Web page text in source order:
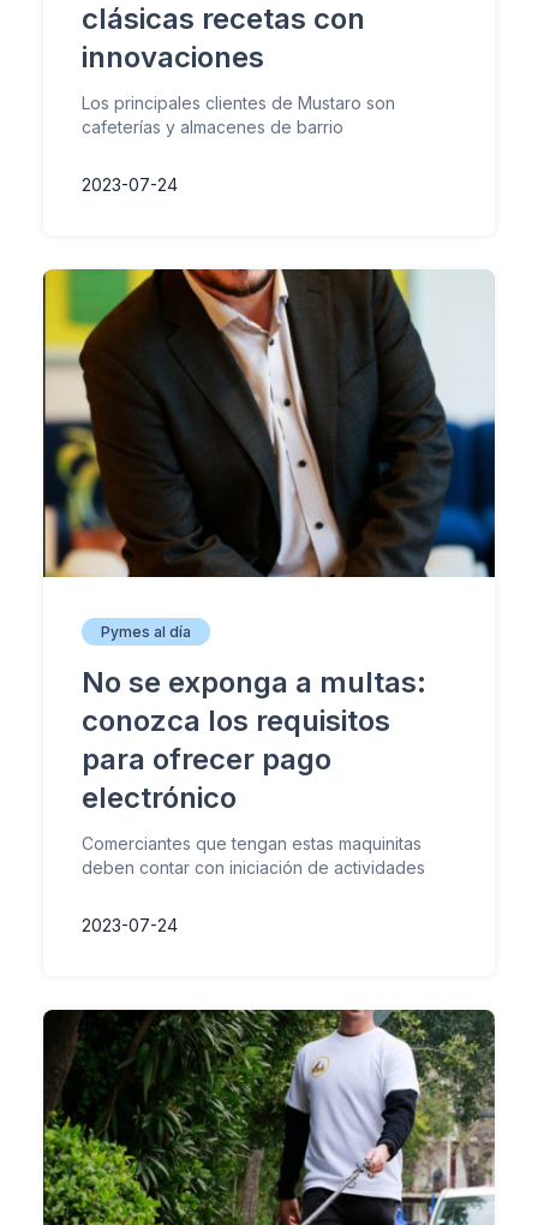
clásicas recetas con
innovaciones
Los principales clientes de Mustaro son
cafeterías y almacenes de barrio
2023-07-24
Pymes al día
No se exponga a multas:
conozca los requisitos
para ofrecer pago
electrónico
Comerciantes que tengan estas maquinitas
deben contar con iniciación de actividades
2023-07-24